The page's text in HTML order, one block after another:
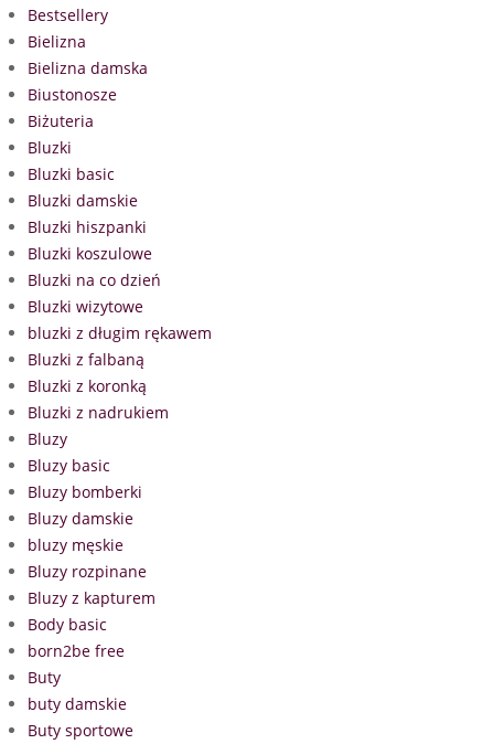
Bestsellery
Bielizna
Bielizna damska
Biustonosze
Biżuteria
Bluzki
Bluzki basic
Bluzki damskie
Bluzki hiszpanki
Bluzki koszulowe
Bluzki na co dzień
Bluzki wizytowe
bluzki z długim rękawem
Bluzki z falbaną
Bluzki z koronką
Bluzki z nadrukiem
Bluzy
Bluzy basic
Bluzy bomberki
Bluzy damskie
bluzy męskie
Bluzy rozpinane
Bluzy z kapturem
Body basic
born2be free
Buty
buty damskie
Buty sportowe